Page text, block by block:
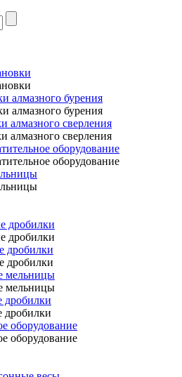
алмазного бурения
алмазного бурения
алмазного сверления
алмазного сверления
оборудование
оборудование
дробилки
дробилки
дробилки
дробилки
мельницы
мельницы
оборудование
оборудование